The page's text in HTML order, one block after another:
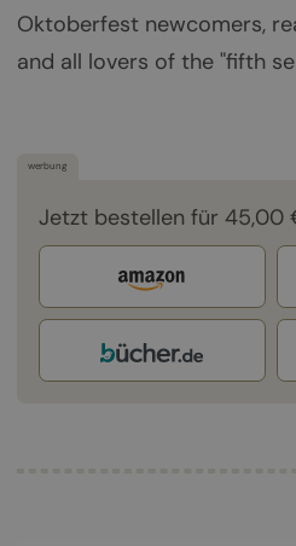
Oktoberfest newcomers,
and all lovers of the "fifth
werbung
Jetzt bestellen für 45,00